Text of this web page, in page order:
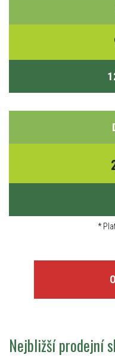
*
Nejbližší prodejní